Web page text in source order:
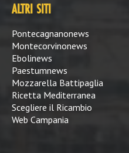
ALTRI SITI
Pontecagnanonews
Montecorvinonews
Ebolinews
Paestumnews
Mozzarella Battipaglia
Ricetta Mediterranea
Scegliere il Ricambio
Web Campania